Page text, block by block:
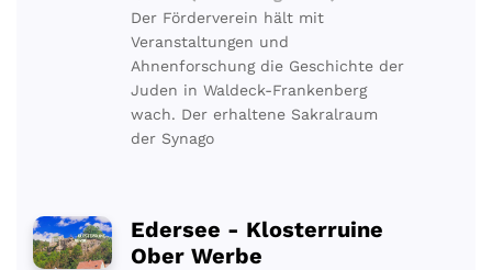
Der Förderverein hält mit
Veranstaltungen und
Ahnenforschung die Geschichte der
Juden in Waldeck-Frankenberg
wach. Der erhaltene Sakralraum
der Synago
Edersee - Klosterruine
Ober Werbe